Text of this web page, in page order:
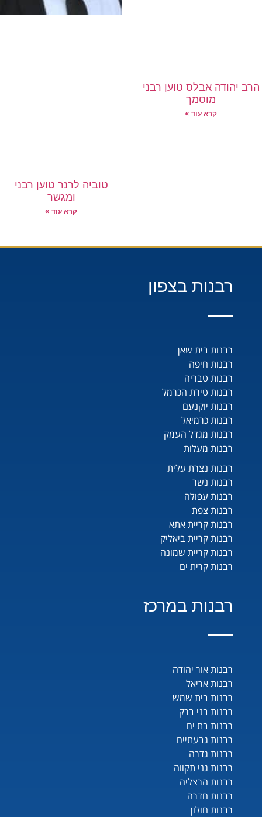
הרב יהודה אבלס טוען רבני
מוסמך
קרא עוד »
טוביה לרנר טוען רבני
ומגשר
קרא עוד »
רבנות בצפון
רבנות בית שאן
רבנות חיפה
רבנות טבריה
רבנות טירת הכרמל
רבנות יוקנעם
רבנות כרמיאל
רבנות מגדל העמק
רבנות מעלות
רבנות נצרת עלית
רבנות נשר
רבנות עפולה
רבנות צפת
רבנות קריית אתא
רבנות קריית ביאליק
רבנות קריית שמונה
רבנות קרית ים
רבנות במרכז
רבנות אור יהודה
רבנות אריאל
רבנות בית שמש
רבנות בני ברק
רבנות בת ים
רבנות גבעתיים
רבנות גדרה
רבנות גני תקווה
רבנות הרצליה
רבנות חדרה
רבנות חולון